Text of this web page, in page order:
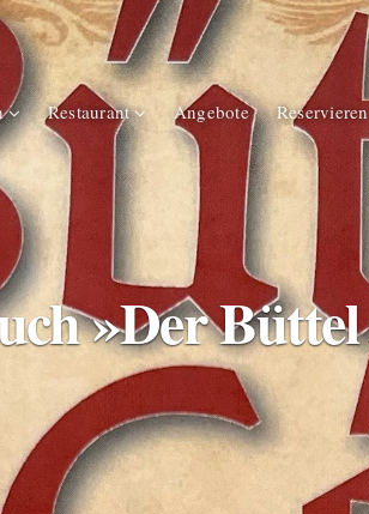
Restaurant Angebote Reservieren
»Der